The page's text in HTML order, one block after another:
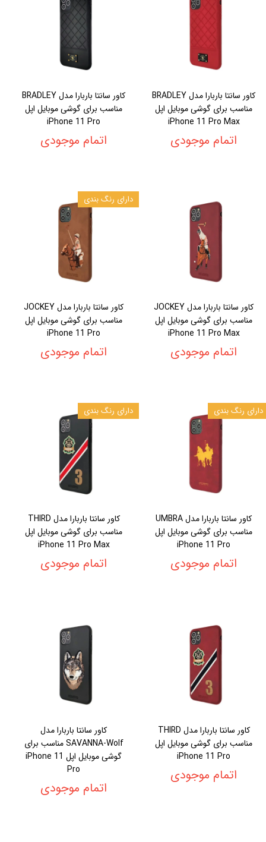
کاور سانتا باربارا مدل BRADLEY
مناسب برای گوشی موبایل اپل
iPhone 11 Pro Max
اتمام موجودی
کاور سانتا باربارا مدل BRADLEY
مناسب برای گوشی موبایل اپل
iPhone 11 Pro
اتمام موجودی
کاور سانتا باربارا مدل JOCKEY
مناسب برای گوشی موبایل اپل
iPhone 11 Pro Max
اتمام موجودی
کاور سانتا باربارا مدل JOCKEY
مناسب برای گوشی موبایل اپل
iPhone 11 Pro
اتمام موجودی
دارای رنگ بندی
کاور سانتا باربارا مدل UMBRA
مناسب برای گوشی موبایل اپل
iPhone 11 Pro
اتمام موجودی
دارای رنگ بندی
کاور سانتا باربارا مدل THIRD
مناسب برای گوشی موبایل اپل
iPhone 11 Pro Max
اتمام موجودی
دارای رنگ بندی
کاور سانتا باربارا مدل THIRD
مناسب برای گوشی موبایل اپل
iPhone 11 Pro
اتمام موجودی
کاور سانتا باربارا مدل
SAVANNA-Wolf مناسب برای
گوشی موبایل اپل iPhone 11
Pro
اتمام موجودی